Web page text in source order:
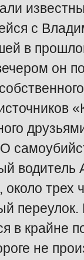
с
в
он
водитель
около трех
в крайне
не